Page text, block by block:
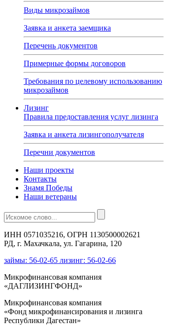
Виды микрозаймов
Заявка и анкета заемщика
Перечень документов
Примерные формы договоров
Требования по целевому использованию
микрозаймов
Лизинг
Правила предоставления услуг лизинга
Заявка и анкета лизингополучателя
Перечни документов
Наши проекты
Контакты
Знамя Победы
Наши ветераны
ИНН 0571035216, ОГРН 1130500002621
РД, г. Махачкала, ул. Гагарина, 120
займы: 56-02-65 лизинг: 56-02-66
Микрофинансовая компания
«ДАГЛИЗИНГФОНД»
Микрофинансовая компания
«Фонд микрофинансирования и лизинга
Республики Дагестан»